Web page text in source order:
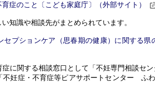
症のこと〔こども家庭庁〕（外部サイト）
知識や相談先がまとめられています。
プションケア（思春期の健康）に関する県
に関する相談窓口として「不妊専門相談セ
妊症・不育症等ピアサポートセンター ふわ